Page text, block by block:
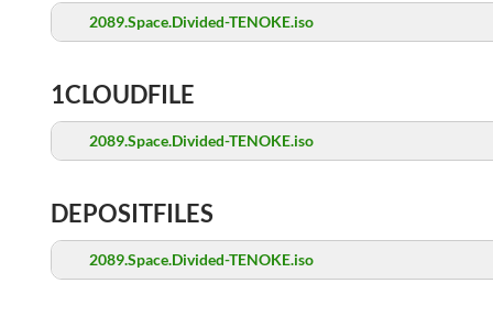
2089.Space.Divided-TENOKE.iso
1CLOUDFILE
2089.Space.Divided-TENOKE.iso
DEPOSITFILES
2089.Space.Divided-TENOKE.iso